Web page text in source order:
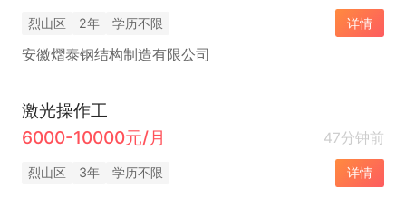
烈山区 2年 学历不限 详情
安徽熠泰钢结构制造有限公司
激光操作工
6000-10000元/月
47分钟前
烈山区 3年 学历不限 详情